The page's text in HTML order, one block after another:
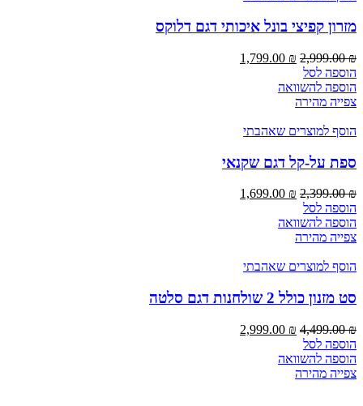
מזרון קפיצי בונל איכותי דגם דלוקס
2,999.00₪
1,799.00 ₪
הוספה לסל
הוספה להשוואה
צפייה מהירה
הוסף למוצרים שאהבתי
ספת על-קל דגם שקנאי
2,399.00₪
1,699.00 ₪
הוספה לסל
הוספה להשוואה
צפייה מהירה
הוסף למוצרים שאהבתי
סט מזנון כולל 2 שולחנות דגם סלטה
4,499.00₪
2,999.00 ₪
הוספה לסל
הוספה להשוואה
צפייה מהירה